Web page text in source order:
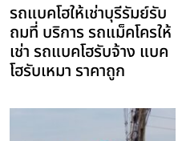
รถแบคโฮให้เช่าบุรีรัมย์รับ
ถมที่ บริการ รถแม็คโครให้
เช่า รถแบคโฮรับจ้าง แบค
โฮรับเหมา ราคาถูก